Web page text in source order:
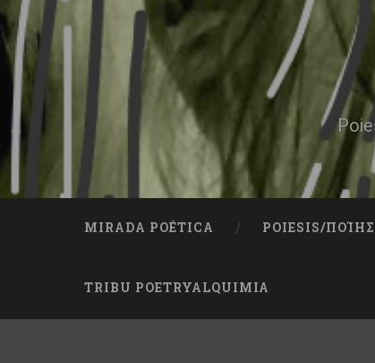
Skip
to
content
Search
MIRADA POÉTICA POIESIS/
TRIBU POETRYALQUIMIA